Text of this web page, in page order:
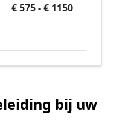
€ 575 - € 1150
bij uw